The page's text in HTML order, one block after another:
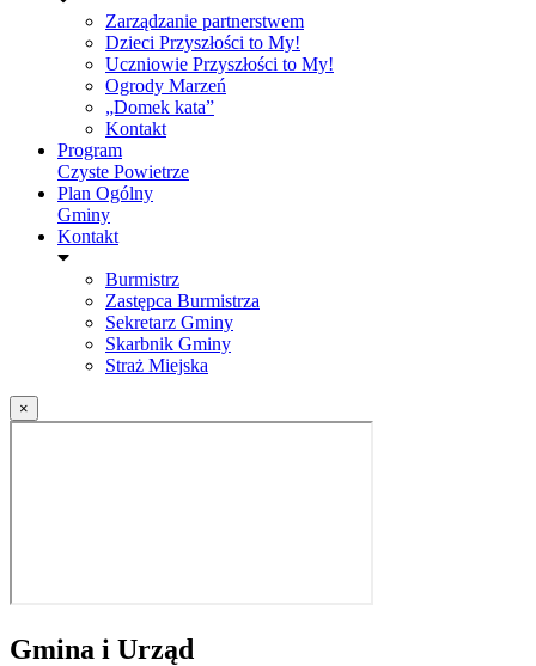
Zarządzanie partnerstwem
Dzieci Przyszłości to My!
Uczniowie Przyszłości to My!
Ogrody Marzeń
„Domek kata”
Kontakt
Program
Czyste Powietrze
Plan Ogólny
Gminy
Kontakt
Burmistrz
Zastępca Burmistrza
Sekretarz Gminy
Skarbnik Gminy
Straż Miejska
×
Gmina i Urząd